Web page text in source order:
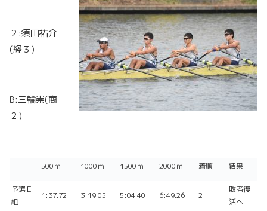
２:須田祐介
(経３)
B:三輪崇(商
２)
500ｍ 1000ｍ 1500ｍ 2000ｍ 着順 結果
予選Ｅ
組
1:37.72 3:19.05 5:04.40 6:49.26 2
敗者復
活へ